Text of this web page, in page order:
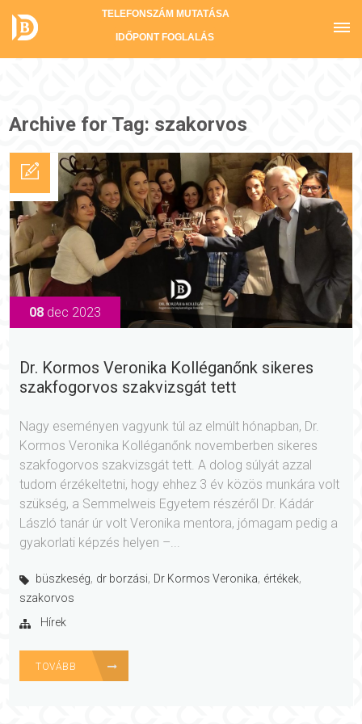
TELEFONSZÁM MUTATÁSA
IDŐPONT FOGLALÁS
Archive for Tag: szakorvos
08 dec 2023
Dr. Kormos Veronika Kolléganőnk sikeres
szakfogorvos szakvizsgát tett
Nagy eseményen vagyunk túl az elmúlt hónapban, Dr.
Kormos Veronika Kolléganőnk novemberben sikeres
szakfogorvos szakvizsgát tett. A dolog súlyát azzal
tudom érzékeltetni, hogy ehhez 3 év közös munkára volt
szükség, a Semmelweis Egyetem részéről Dr. Kádár
László tanár úr volt Veronika mentora, jómagam pedig a
gyakorlati képzés helyen –...
büszkeség, dr borzási, Dr Kormos Veronika, értékek,
szakorvos
Hírek
TOVÁBB